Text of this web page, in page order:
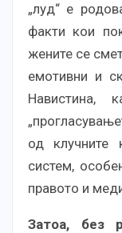
„луд“ е
факти кои
жените се
емотивни и
Навистина,
од клучните
систем,
правото и
Затоа, без